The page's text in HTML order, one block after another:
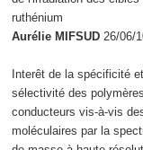
ruthénium
Aurélie MIFSUD 26/06/
Interêt de la spécificité
sélectivité des polymères
conducteurs vis-à-vis
moléculaires par la